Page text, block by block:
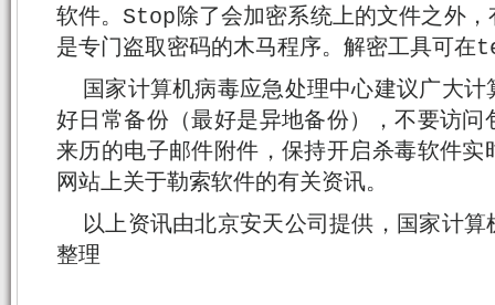
软件。Stop除了会加密系统上的文件之外
是专门盗取密码的木马程序。解密工具可
国家计算机病毒应急处理中心建议广大
好日常备份（最好是异地备份），不要访
来历的电子邮件附件，保持开启杀毒软件
网站上关于勒索软件的有关资讯。
以上资讯由北京安天公司提供，国家计
整理